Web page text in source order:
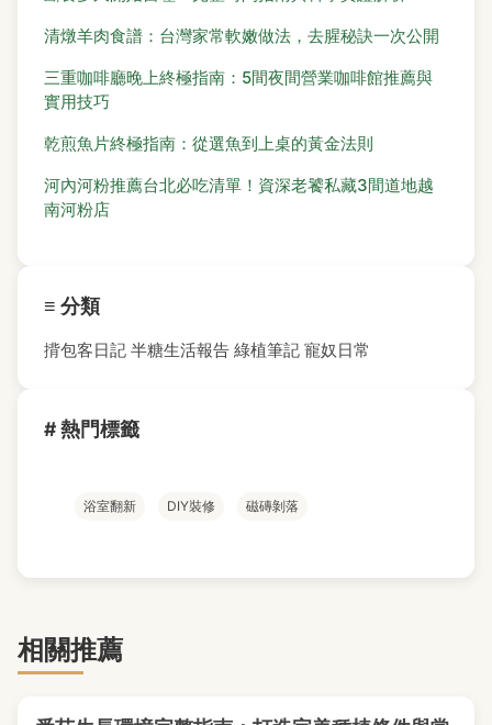
清燉羊肉食譜：台灣家常軟嫩做法，去腥秘訣一次公開
三重咖啡廳晚上終極指南：5間夜間營業咖啡館推薦與
實用技巧
乾煎魚片終極指南：從選魚到上桌的黃金法則
河內河粉推薦台北必吃清單！資深老饕私藏3間道地越
南河粉店
≡ 分類
揹包客日記 半糖生活報告 綠植筆記 寵奴日常
# 熱門標籤
浴室翻新 DIY裝修 磁磚剝落
相關推薦